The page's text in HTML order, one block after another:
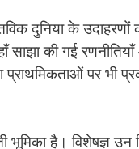
दुनिया के उदाहरणों
साझा की गई
पर भी
भूमिका है। विशेषज्ञ उन